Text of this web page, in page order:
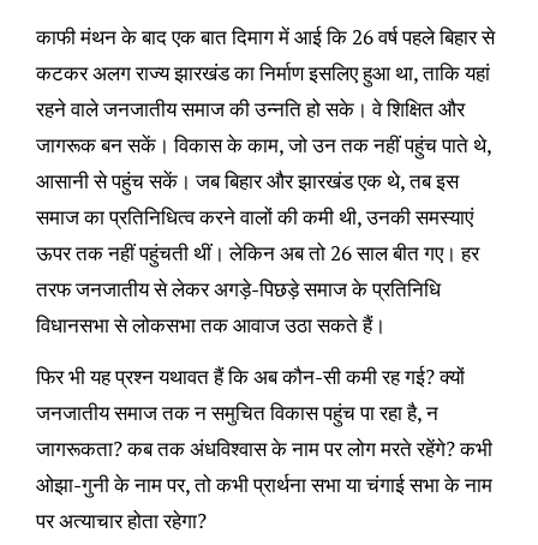
काफी मंथन के बाद एक बात दिमाग में आई कि 26 वर्ष पहले बिहार से
कटकर अलग राज्य झारखंड का निर्माण इसलिए हुआ था, ताकि यहां
रहने वाले जनजातीय समाज की उन्नति हो सके। वे शिक्षित और
जागरूक बन सकें। विकास के काम, जो उन तक नहीं पहुंच पाते थे,
आसानी से पहुंच सकें। जब बिहार और झारखंड एक थे, तब इस
समाज का प्रतिनिधित्व करने वालों की कमी थी, उनकी समस्याएं
ऊपर तक नहीं पहुंचती थीं। लेकिन अब तो 26 साल बीत गए। हर
तरफ जनजातीय से लेकर अगड़े-पिछड़े समाज के प्रतिनिधि
विधानसभा से लोकसभा तक आवाज उठा सकते हैं।
फिर भी यह प्रश्न यथावत हैं कि अब कौन-सी कमी रह गई? क्यों
जनजातीय समाज तक न समुचित विकास पहुंच पा रहा है, न
जागरूकता? कब तक अंधविश्वास के नाम पर लोग मरते रहेंगे? कभी
ओझा-गुनी के नाम पर, तो कभी प्रार्थना सभा या चंगाई सभा के नाम
पर अत्याचार होता रहेगा?